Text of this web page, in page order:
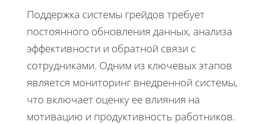
Поддержка системы грейдов требует
постоянного обновления данных, анализа
эффективности и обратной связи с
сотрудниками. Одним из ключевых этапов
является мониторинг внедренной системы,
что включает оценку ее влияния на
мотивацию и продуктивность работников.